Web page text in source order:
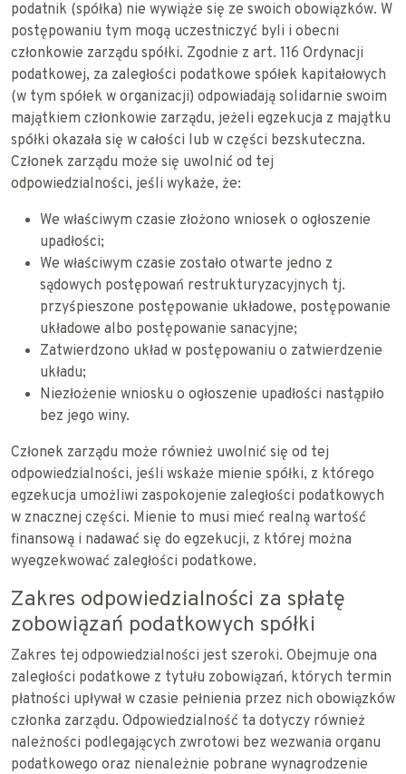
podatnik (spółka) nie wywiąże się ze swoich obowiązków. W
postępowaniu tym mogą uczestniczyć byli i obecni
członkowie zarządu spółki. Zgodnie z art. 116 Ordynacji
podatkowej, za zaległości podatkowe spółek kapitałowych
(w tym spółek w organizacji) odpowiadają solidarnie swoim
majątkiem członkowie zarządu, jeżeli egzekucja z majątku
spółki okazała się w całości lub w części bezskuteczna.
Członek zarządu może się uwolnić od tej
odpowiedzialności, jeśli wykaże, że:
We właściwym czasie złożono wniosek o ogłoszenie
upadłości;
We właściwym czasie zostało otwarte jedno z
sądowych postępowań restrukturyzacyjnych tj.
przyśpieszone postępowanie układowe, postępowanie
układowe albo postępowanie sanacyjne;
Zatwierdzono układ w postępowaniu o zatwierdzenie
układu;
Niezłożenie wniosku o ogłoszenie upadłości nastąpiło
bez jego winy.
Członek zarządu może również uwolnić się od tej
odpowiedzialności, jeśli wskaże mienie spółki, z którego
egzekucja umożliwi zaspokojenie zaległości podatkowych
w znacznej części. Mienie to musi mieć realną wartość
finansową i nadawać się do egzekucji, z której można
wyegzekwować zaległości podatkowe.
Zakres odpowiedzialności za spłatę
zobowiązań podatkowych spółki
Zakres tej odpowiedzialności jest szeroki. Obejmuje ona
zaległości podatkowe z tytułu zobowiązań, których termin
płatności upływał w czasie pełnienia przez nich obowiązków
członka zarządu. Odpowiedzialność ta dotyczy również
należności podlegających zwrotowi bez wezwania organu
podatkowego oraz nienależnie pobrane wynagrodzenie